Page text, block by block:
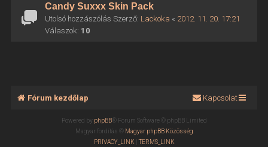
Candy Suxxx Skin Pack
Utolsó hozzászólás Szerző: Lackoka « 2012. 11. 20. 17:21
Válaszok: 10
Fórum kezdőlap Kapcsolat
Powered by phpBB® Forum Software © phpBB Limited
Magyar fordítás © Magyar phpBB Közösség
PRIVACY_LINK |TERMS_LINK